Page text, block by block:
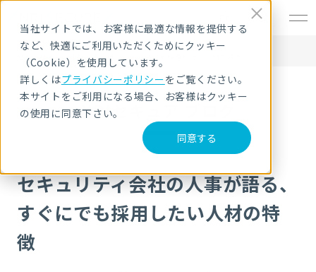
当社サイトでは、お客様に最適な情報を提供する
など、快適にご利用いただくためにクッキー
（Cookie）を使用しています。
詳しくはプライバシーポリシーをご覧ください。
本サイトをご利用になる場合、お客様はクッキー
の使用に同意下さい。
同意する
HOME
NRIセキュア ブログ
セキュリティ会社の人事が語る、すぐにでも採用したい人材の特徴
NRIセキュア ブログ
セキュリティ会社の人事が語る、
すぐにでも採用したい人材の特
徴